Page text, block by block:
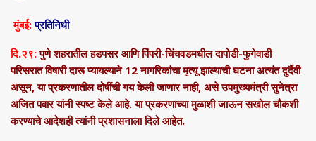
मुंबई: प्रतिनिधी
दि.२९:पुणे शहरातील हडपसर आणि पिंपरी-चिंचवडमधील दापोडी-फुगेवाडी
परिसरात विषारी दारू प्यायल्याने 12 नागरिकांचा मृत्यू झाल्याची घटना अत्यंत दुर्दैवी
असून, या प्रकरणातील दोषींची गय केली जाणार नाही, असे उपमुख्यमंत्री सुनेत्रा
अजित पवार यांनी स्पष्ट केले आहे. या प्रकरणाच्या मुळाशी जाऊन सखोल चौकशी
करण्याचे आदेशही त्यांनी प्रशासनाला दिले आहेत.